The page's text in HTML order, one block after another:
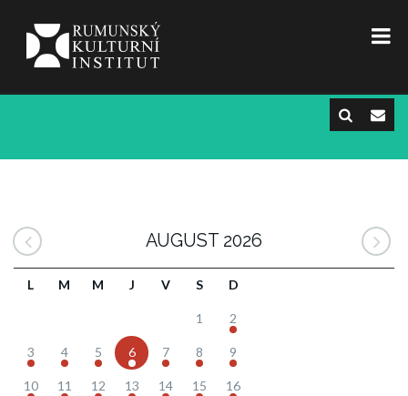
AUGUST 2026
L M M J V S D
1 2
3 4 5 6 7 8 9
10 11 12 13 14 15 16